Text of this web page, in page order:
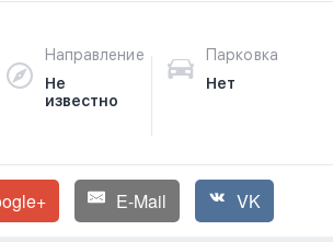
Направление
Не
известно
Парковка
Нет
E-Mail VK